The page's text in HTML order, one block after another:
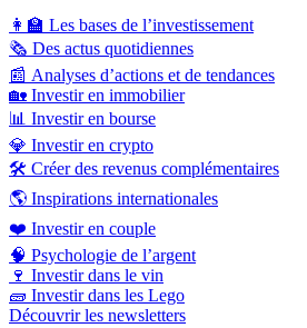
👩‍🏫 Les bases de l’investissement
🗞️ Des actus quotidiennes
📰 Analyses d’actions et de tendances
🏡 Investir en immobilier
📊 Investir en bourse
💎 Investir en crypto
🛠️ Créer des revenus complémentaires
🌎 Inspirations internationales
❤️ Investir en couple
🧠 Psychologie de l’argent
🍷 Investir dans le vin
🧱 Investir dans les Lego
Découvrir les newsletters